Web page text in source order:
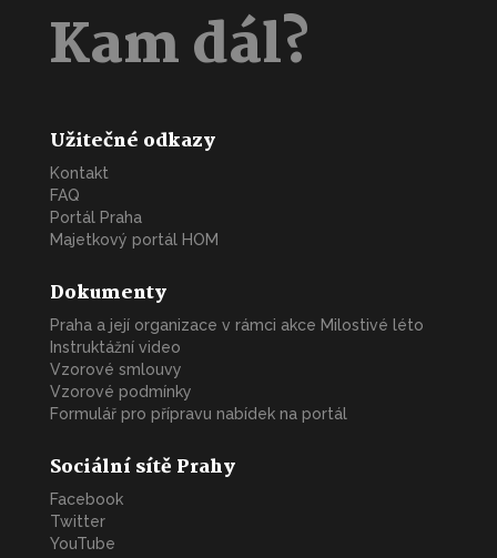
Kam dál?
Užitečné odkazy
Kontakt
FAQ
Portál Praha
Majetkový portál HOM
Dokumenty
Praha a její organizace v rámci akce Milostivé léto
Instruktážní video
Vzorové smlouvy
Vzorové podmínky
Formulář pro přípravu nabídek na portál
Sociální sítě Prahy
Facebook
Twitter
YouTube